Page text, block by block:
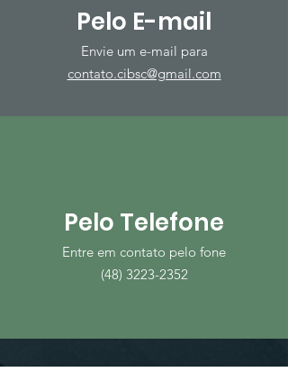
Pelo E-mail
Envie um e-mail para
contato.cibsc@gmail.com
Pelo Telefone
Entre em contato pelo fone
(48) 3223-2352